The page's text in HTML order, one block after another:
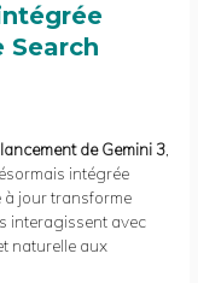
Search
de Gemini 3
intégrée
à jour transforme
interagissent avec
naturelle aux